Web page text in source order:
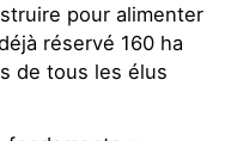
pour alimenter
réservé 160 ha
de tous les élus